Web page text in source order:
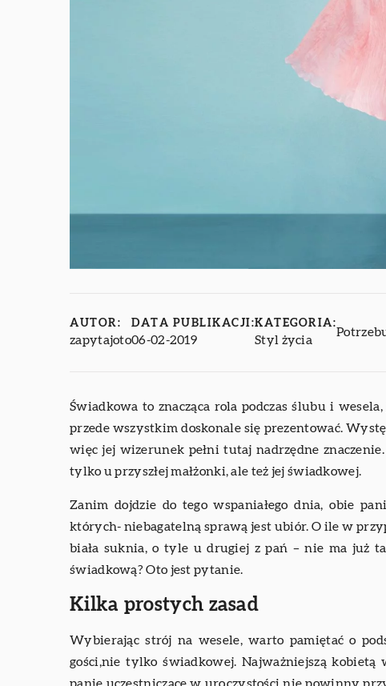
AUTOR:
zapytajoto
DATA PUBLIKACJI:
06-02-2019
KATEGORIA:
Styl życia
Świadkowa to znacząca rola podczas ślubu i
przede wszystkim doskonale się prezentować.
więc jej wizerunek pełni tutaj nadrzędne
tylko u przyszłej małżonki, ale też jej świadkowej.
Zanim dojdzie do tego wspaniałego dnia, obie
których- niebagatelną sprawą jest ubiór. O ile w
biała suknia, o tyle u drugiej z pań – nie ma już
świadkową? Oto jest pytanie.
Kilka prostych zasad
Wybierając strój na wesele, warto pamiętać o
gości,nie tylko świadkowej. Najważniejszą kobietą
panie uczestniczące w uroczystości nie powinny